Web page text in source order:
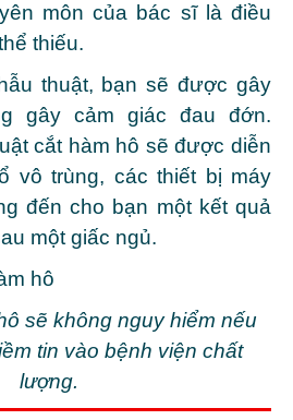
môn của bác sĩ là điều
thiếu.
thuật, bạn sẽ được gây
gây cảm giác đau đớn.
cắt hàm hô sẽ được diễn
vô trùng, các thiết bị máy
đến cho bạn một kết quả
một giấc ngủ.
sẽ không nguy hiểm nếu
tin vào bệnh viện chất
lượng.